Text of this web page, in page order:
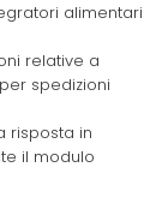
alimentari
relative a
spedizioni
risposta in
il modulo